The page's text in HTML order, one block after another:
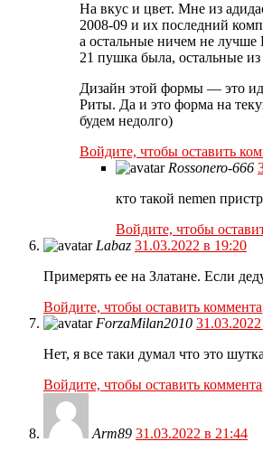
На вкус и цвет. Мне из
2008-09 и их последний
а остальные ничем не
21 пушка была, остальные из
Дизайн этой формы — это
Риты. Да и это форма на
будем недолго)
Войдите, чтобы оставить
Rossonero-666
кто такой nemen
Войдите, чтобы
Labaz 31.03.2022 в 19:20
Примерять ее на Златане. Если
Войдите, чтобы оставить
ForzaMilan2010
Нет, я все таки думал что это
Войдите, чтобы оставить
Arm89 31.03.2022 в 21:44